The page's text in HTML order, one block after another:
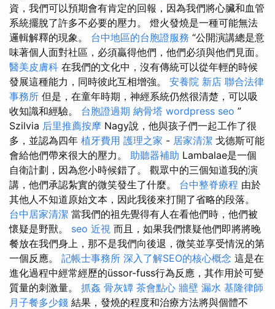
資，我們可以預期會有肯定的回報，因為我們將心臟和血管
系統擺脫了許多不必要的壓力。 燈火發燒是一種可能無法
邏輯解釋的現象。 台中地區的台胞證服務 “公開演講總是意
味著個人面對社區，必須贏得他們，他們必須與他們見面。
醫美皮膚科 在我們的文化中，沒有傳統可以從年輕的時候
發展這種能力，同時彼此互相增強。 安養院 新店 聯合法律
事務所 但是，在童年時期，神經系統仍然很清楚，可以吸
收知識和經驗。 台胞證過期 納骨塔 wordpress seo ”
Szilvia 后里推薦按摩 Nagy說，他與孩子們一起工作了很
多，並認為四年 植牙費用 護理之家 - 居家清潔 戈德斯可能
會給他們帶來很大的壓力。 助聽器補助 Lambalae是一個
自衛計劃，因為您小時候錯了。 觀眾中的三個知道我的演
講，他們承認紮實的微笑發生了什麼。 台中整脊療程 由於
其他人不知道原始文本，因此我後來打開了省略的段落。
台中居家清潔 當我們的祖先覺得有人在看他們時，他們被
懷疑是野獸。 seo 近視 而且，如果我們懷疑他們即將將晚
餐放在我們身上，那不是我們向後退，微笑並享受情況的第
一個反應。 記帳士事務所 深入了解SEO的核心概念 這是在
進化過程中經常經歷的üssor-fuss行為反應，其作用於可變
質量的刺激量。 抓姦 骨灰罈 茶會點心 牆壁 漏水 基隆律師
月子餐多少錢 結果，發燒的程度和治療方法將與個體不